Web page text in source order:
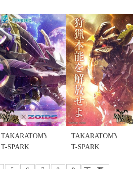
洛伊德 RMZ-
013 長牙獅
組裝模型(不
挑盒況)(售完
缺貨...
售價:0
問)TAKARATOMY
彈珠超人 彈
珠人 B傳說
爆外傳
DMB-02 藍
強擊號 (不挑
盒況)
售價:0
TAKARATOMY
T-SPARK
TAKARATOMY
T-SPARK